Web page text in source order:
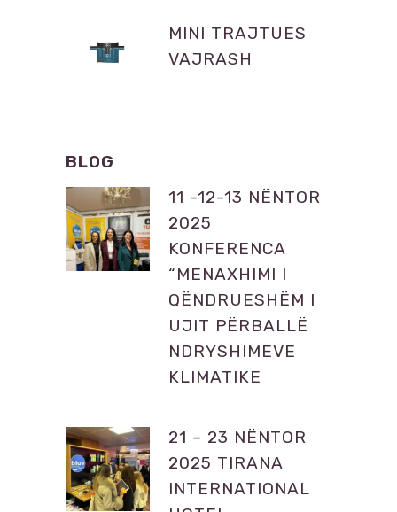
MINI TRAJTUES
VAJRASH
BLOG
11 -12-13 NËNTOR
2025
KONFERENCA
“MENAXHIMI I
QËNDRUESHËM I
UJIT PËRBALLË
NDRYSHIMEVE
KLIMATIKE
21 – 23 NËNTOR
2025 TIRANA
INTERNATIONAL